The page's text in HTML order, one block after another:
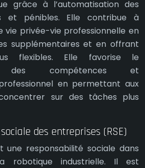
grâce à l’automatisation des
et pénibles. Elle contribue à
vie privée-vie professionnelle en
supplémentaires et en offrant
flexibles. Elle favorise le
des compétences et
en permettant aux
sur des tâches plus
des entreprises (RSE)
une responsabilité sociale dans
robotique industrielle. Il est